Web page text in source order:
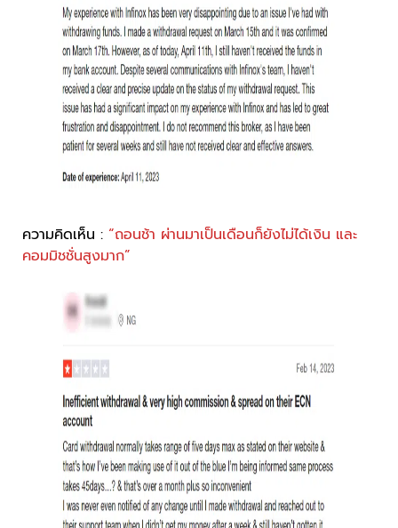
ความคิดเห็น : “ถอนช้า ผ่านมาเป็นเดือนก็ยังไม่ได้เงิน และ
คอมมิชชั่นสูงมาก”